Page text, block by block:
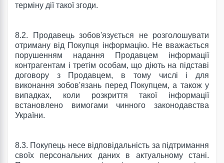
терміну дії такої згоди.
8.2. Продавець зобов'язується не розголошувати
отриману від Покупця інформацію. Не вважається
порушенням надання Продавцем інформації
контрагентам і третім особам, що діють на підставі
договору з Продавцем, в тому числі і для
виконання зобов'язань перед Покупцем, а також у
випадках, коли розкриття такої інформації
встановлено вимогами чинного законодавства
України.
8.3. Покупець несе відповідальність за підтримання
своїх персональних даних в актуальному стані.